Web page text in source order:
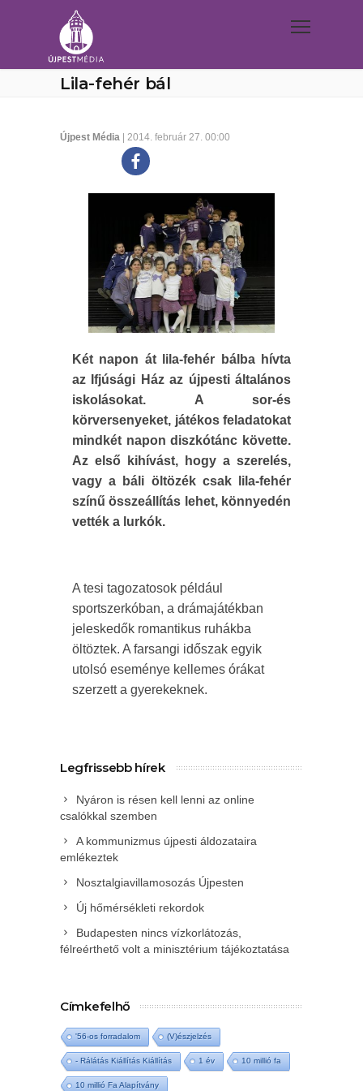
Lila-fehér bál
Újpest Média | 2014. február 27. 00:00
Két napon át lila-fehér bálba hívta
az Ifjúsági Ház az újpesti általános
iskolásokat. A sor-és
körversenyeket, játékos feladatokat
mindkét napon diszkótánc követte.
Az első kihívást, hogy a szerelés,
vagy a báli öltözék csak lila-fehér
színű összeállítás lehet, könnyedén
vették a lurkók.
A tesi tagozatosok például
sportszerkóban, a drámajátékban
jeleskedők romantikus ruhákba
öltöztek. A farsangi időszak egyik
utolsó eseménye kellemes órákat
szerzett a gyerekeknek.
Legfrissebb hírek
Nyáron is résen kell lenni az online
csalókkal szemben
A kommunizmus újpesti áldozataira
emlékeztek
Nosztalgiavillamosozás Újpesten
Új hőmérsékleti rekordok
Budapesten nincs vízkorlátozás,
félreérthető volt a minisztérium tájékoztatása
Címkefelhő
'56-os forradalom (V)észjelzés
- Rálátás Kiállítás Kiállítás 1 év 10 millió fa
10 millió Fa Alapítvány